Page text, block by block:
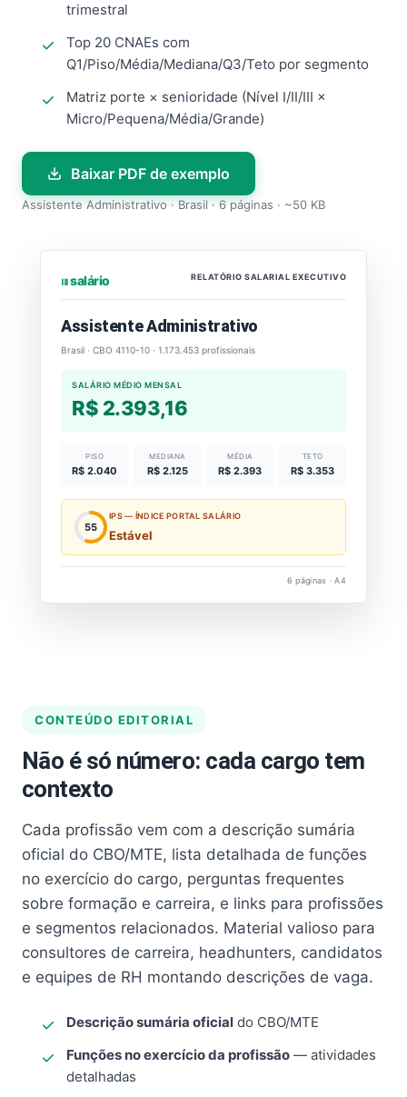
trimestral
Top 20 CNAEs com
Q1/Piso/Média/Mediana/Q3/Teto por segmento
Matriz porte × senioridade (Nível I/II/III ×
Micro/Pequena/Média/Grande)
Baixar PDF de exemplo
Assistente Administrativo · Brasil · 6 páginas · ~50 KB
⏐⏐⏐ salário RELATÓRIO SALARIAL EXECUTIVO
Assistente Administrativo
Brasil · CBO 4110-10 · 1.173.453 profissionais
SALÁRIO MÉDIO MENSAL
R$ 2.393,16
PISO
R$ 2.040
MEDIANA
R$ 2.125
MÉDIA
R$ 2.393
TETO
R$ 3.353
55
IPS — ÍNDICE PORTAL SALÁRIO
Estável
6 páginas · A4
CONTEÚDO EDITORIAL
Não é só número: cada cargo tem
contexto
Cada profissão vem com a descrição sumária
oficial do CBO/MTE, lista detalhada de funções
no exercício do cargo, perguntas frequentes
sobre formação e carreira, e links para profissões
e segmentos relacionados. Material valioso para
consultores de carreira, headhunters, candidatos
e equipes de RH montando descrições de vaga.
Descrição sumária oficial do CBO/MTE
Funções no exercício da profissão — atividades
detalhadas